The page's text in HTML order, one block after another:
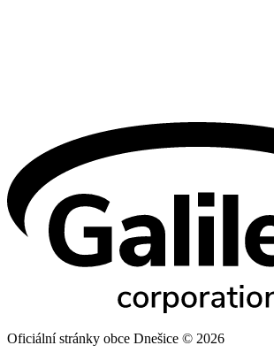
Oficiální stránky obce Dnešice © 2026